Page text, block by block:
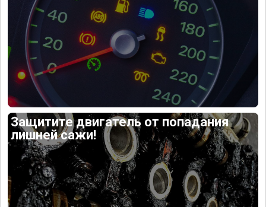
Защитите двигатель от попадания
лишней сажи!